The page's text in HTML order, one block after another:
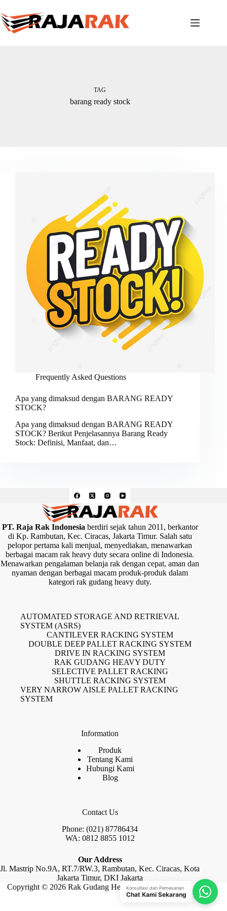
to
content
TAG
barang ready stock
Frequently Asked Questions
Apa yang dimaksud dengan BARANG READY
STOCK?
Apa yang dimaksud dengan BARANG READY
STOCK? Berikut Penjelasannya Barang Ready
Stock: Definisi, Manfaat, dan…
PT. Raja Rak Indonesiaberdiri sejak tahun 2011, berkantor
di Kp. Rambutan, Kec. Ciracas, Jakarta Timur. Salah satu
pelopor pertama kali menjual, menyediakan, menawarkan
berbagai macam rak heavy duty secara online di Indonesia.
Menawarkan pengalaman belanja rak dengan cepat, aman dan
nyaman dengan berbagai macam produk-produk dalam
kategori rak gudang heavy duty.
AUTOMATED STORAGE AND RETRIEVAL
SYSTEM (ASRS)
CANTILEVER RACKING SYSTEM
DOUBLE DEEP PALLET RACKING SYSTEM
DRIVE IN RACKING SYSTEM
RAK GUDANG HEAVY DUTY
SELECTIVE PALLET RACKING
SHUTTLE RACKING SYSTEM
VERY NARROW AISLE PALLET RACKING
SYSTEM
Information
Produk
Tentang Kami
Hubungi Kami
Blog
Contact Us
Phone: (021) 87786434
WA: 0812 8855 1012
Our Address
Jl. Mastrip No.9A, RT.7/RW.3, Rambutan, Kec. Ciracas, Kota
Jakarta Timur, DKI Jakarta
Copyright © 2026 Rak Gudang Heayy Duty by Raja Rak
Konsultasi dan Pemesanan
Chat Kami Sekarang